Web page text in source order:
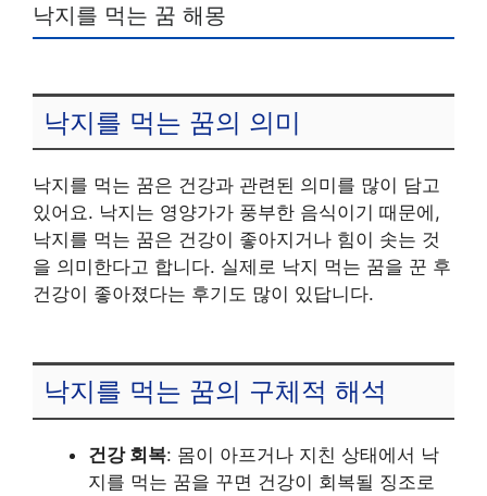
낙지를 먹는 꿈 해몽
낙지를 먹는 꿈의 의미
낙지를 먹는 꿈은 건강과 관련된 의미를 많이 담고
있어요. 낙지는 영양가가 풍부한 음식이기 때문에,
낙지를 먹는 꿈은 건강이 좋아지거나 힘이 솟는 것
을 의미한다고 합니다. 실제로 낙지 먹는 꿈을 꾼 후
건강이 좋아졌다는 후기도 많이 있답니다.
낙지를 먹는 꿈의 구체적 해석
건강 회복: 몸이 아프거나 지친 상태에서 낙
지를 먹는 꿈을 꾸면 건강이 회복될 징조로